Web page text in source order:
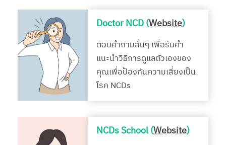
Doctor NCD (Website)
ตอบคำถามสั้นๆ เพื่อรับคำ
แนะนำวิธีการดูแลตัวเองของ
คุณเพื่อป้องกันความเสี่ยงเป็น
โรค NCDs
NCDs School (Website)